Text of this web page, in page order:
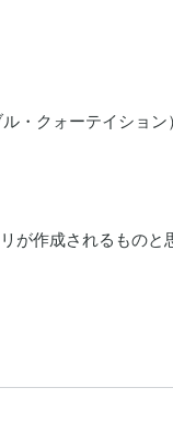
クォーテイション
作成されるものと